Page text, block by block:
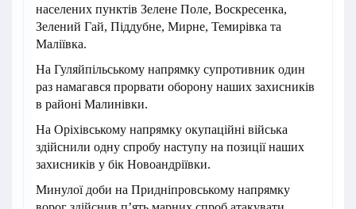
населених пунктів Зелене Поле, Воскресенка,
Зелений Гай, Піддубне, Мирне, Темирівка та
Маліївка.
На Гуляйпільському напрямку супротивник один
раз намагався прорвати оборону наших захисників
в районі Малинівки.
На Оріхівському напрямку окупаційні війська
здійснили одну спробу наступу на позиції наших
захисників у бік Новоандріївки.
Минулої доби на Придніпровському напрямку